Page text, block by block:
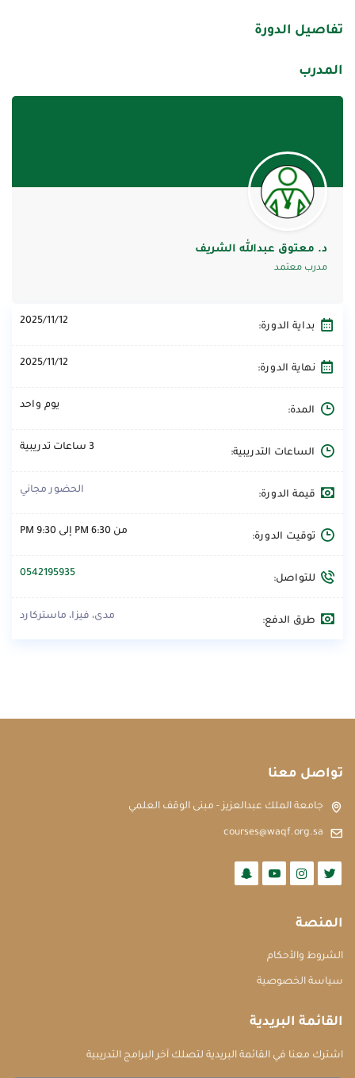
تفاصيل الدورة
المدرب
د. معتوق عبدالله الشريف
مدرب معتمد
بداية الدورة: 2025/11/12
نهاية الدورة: 2025/11/12
المدة: يوم واحد
الساعات التدريبية: 3 ساعات تدريبية
قيمة الدورة: الحضور مجاني
توقيت الدورة: من 6:30 PM إلى 9:30 PM
للتواصل: 0542195935
طرق الدفع: مدى، فيزا، ماستركارد
تواصل معنا
جامعة الملك عبدالعزيز - مبنى الوقف العلمي
courses@waqf.org.sa
المنصة
الشروط والأحكام
سياسة الخصوصية
القائمة البريدية
اشترك معنا في القائمة البريدية لتصلك آخر البرامج التدريبية